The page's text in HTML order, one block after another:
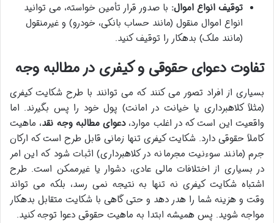
توقیف انواع اموال: با صدور قرار تأمین خواسته، می توانید
انواع اموال منقول (مانند حساب بانکی، خودرو) و غیرمنقول
(مانند ملک) بدهکار را توقیف کنید.
تفاوت دعوای حقوقی و کیفری در مطالبه وجه
بسیاری از افراد تصور می کنند که می توانند با طرح شکایت کیفری
(مثلاً کلاهبرداری یا خیانت در امانت) پول خود را پس بگیرند. اما
واقعیت این است که در اغلب موارد،دعوای مطالبه وجه نقد، ماهیت
کاملاً حقوقی دارد. شکایت کیفری تنها زمانی قابل طرح است که ارکان
جرم (مانند سوءنیت مجرمانه در کلاهبرداری) اثبات شود که این امر
در بسیاری از اختلافات مالی عادی، دشوار یا غیرممکن است. طرح
اشتباه شکایت کیفری نه تنها به نتیجه نمی رسد، بلکه می تواند
وقت و هزینه شما را هدر دهد و حتی گاهی با شکایت متقابل بدهکار
مواجه شوید. پس همیشه ابتدا به ماهیت حقوقی دعوا توجه کنید.